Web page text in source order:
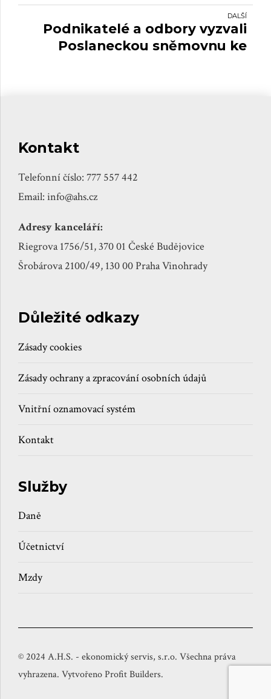
DALŠÍ
Podnikatelé a odbory vyzvali
Poslaneckou sněmovnu ke
Kontakt
Telefonní číslo: 777 557 442
Email: info@ahs.cz
Adresy kanceláří:
Riegrova 1756/51, 370 01 České Budějovice
Šrobárova 2100/49, 130 00 Praha Vinohrady
Důležité odkazy
Zásady cookies
Zásady ochrany a zpracování osobních údajů
Vnitřní oznamovací systém
Kontakt
Služby
Daně
Účetnictví
Mzdy
© 2024 A.H.S. - ekonomický servis, s.r.o. Všechna práva
vyhrazena. Vytvořeno Profit Builders.